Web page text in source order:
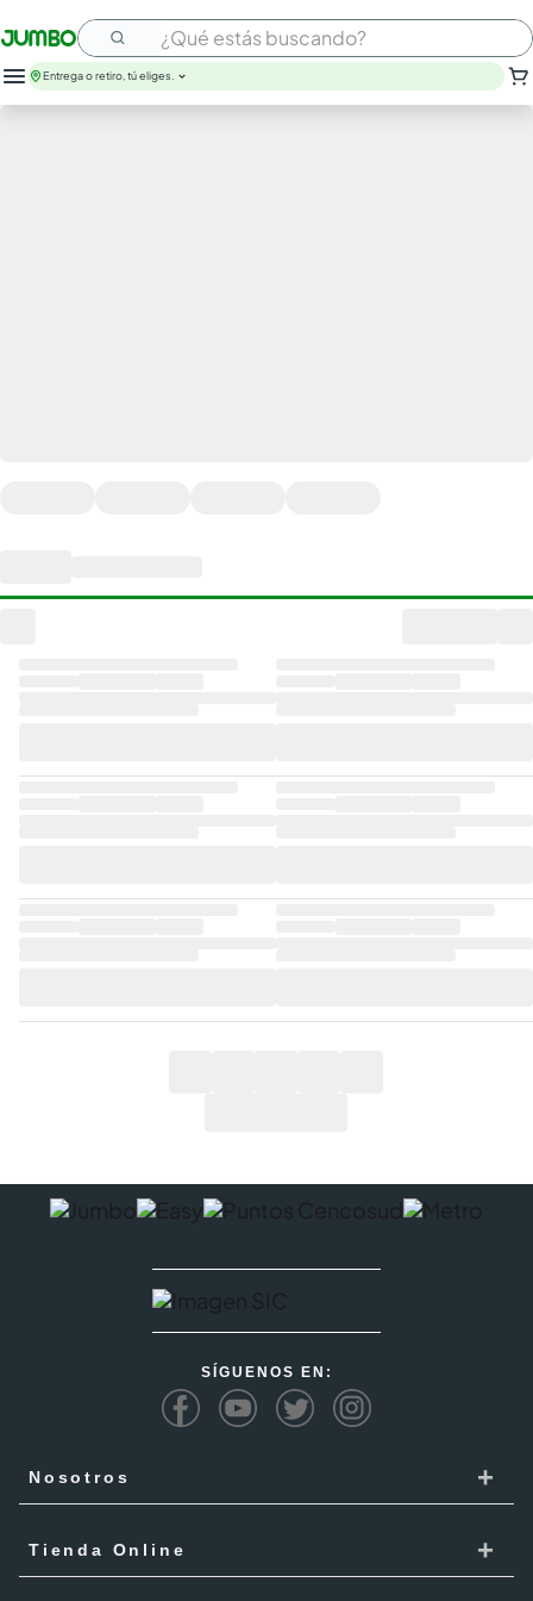
¿Qué estás buscando?
Entrega o retiro, tú eliges.
SÍGUENOS EN:
Nosotros +
Responsabilidad Social
Tienda Online +